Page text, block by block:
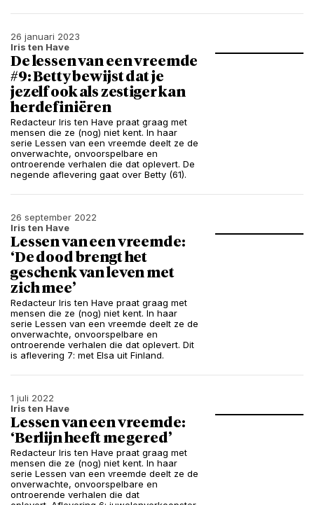
26 januari 2023
Iris ten Have
De lessen van een vreemde
#9: Betty bewijst dat je
jezelf ook als zestiger kan
herdefiniëren
Redacteur Iris ten Have praat graag met
mensen die ze (nog) niet kent. In haar
serie Lessen van een vreemde deelt ze de
onverwachte, onvoorspelbare en
ontroerende verhalen die dat oplevert. De
negende aflevering gaat over Betty (61).
26 september 2022
Iris ten Have
Lessen van een vreemde:
‘De dood brengt het
geschenk van leven met
zich mee’
Redacteur Iris ten Have praat graag met
mensen die ze (nog) niet kent. In haar
serie Lessen van een vreemde deelt ze de
onverwachte, onvoorspelbare en
ontroerende verhalen die dat oplevert. Dit
is aflevering 7: met Elsa uit Finland.
1 juli 2022
Iris ten Have
Lessen van een vreemde:
‘Berlijn heeft me gered’
Redacteur Iris ten Have praat graag met
mensen die ze (nog) niet kent. In haar
serie Lessen van een vreemde deelt ze de
onverwachte, onvoorspelbare en
ontroerende verhalen die dat